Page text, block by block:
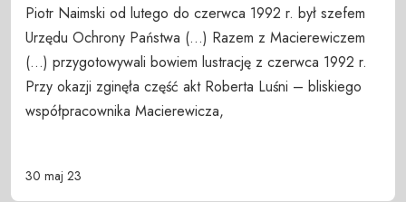
Piotr Naimski od lutego do czerwca 1992 r. był szefem
Urzędu Ochrony Państwa (...) Razem z Macierewiczem
(...) przygotowywali bowiem lustrację z czerwca 1992 r.
Przy okazji zginęła część akt Roberta Luśni – bliskiego
współpracownika Macierewicza,
30 maj 23